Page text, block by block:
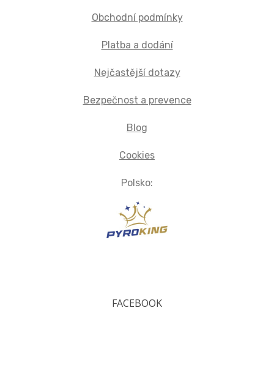
Obchodní podmínky
Platba a dodání
Nejčastější dotazy
Bezpečnost a prevence
Blog
Cookies
Polsko:
FACEBOOK